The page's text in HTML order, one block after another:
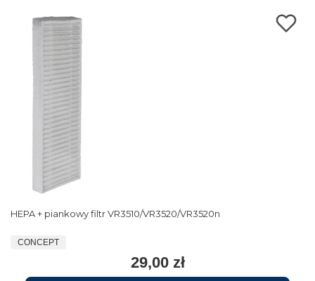
HEPA + piankowy filtr VR3510/VR3520/VR3520n
CONCEPT
29,00 zł